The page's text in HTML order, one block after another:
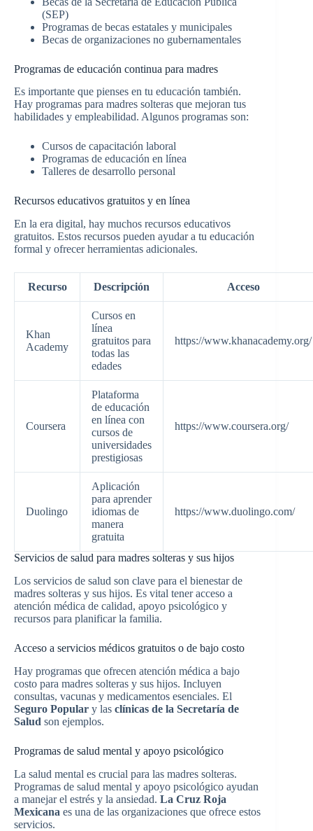
(SEP)
Programas de becas estatales y municipales
Becas de organizaciones no gubernamentales
Programas de educación continua para madres
Es importante que pienses en tu educación también.
Hay programas para madres solteras que mejoran tus
habilidades y empleabilidad. Algunos programas son:
Cursos de capacitación laboral
Programas de educación en línea
Talleres de desarrollo personal
Recursos educativos gratuitos y en línea
En la era digital, hay muchos recursos educativos
gratuitos. Estos recursos pueden ayudar a tu educación
formal y ofrecer herramientas adicionales.
Recurso Descripción Acceso
Khan
Academy
Cursos en
línea
gratuitos para
todas las
edades
https://www.khanacademy.org/
Coursera
Plataforma
de educación
en línea con
cursos de
universidades
prestigiosas
https://www.coursera.org/
Duolingo
Aplicación
para aprender
idiomas de
manera
gratuita
https://www.duolingo.com/
Servicios de salud para madres solteras y sus hijos
Los servicios de salud son clave para el bienestar de
madres solteras y sus hijos. Es vital tener acceso a
atención médica de calidad, apoyo psicológico y
recursos para planificar la familia.
Acceso a servicios médicos gratuitos o de bajo costo
Hay programas que ofrecen atención médica a bajo
costo para madres solteras y sus hijos. Incluyen
consultas, vacunas y medicamentos esenciales. El
Seguro Popular y las clínicas de la Secretaría de
Salud son ejemplos.
Programas de salud mental y apoyo psicológico
La salud mental es crucial para las madres solteras.
Programas de salud mental y apoyo psicológico ayudan
a manejar el estrés y la ansiedad. La Cruz Roja
Mexicana es una de las organizaciones que ofrece estos
servicios.